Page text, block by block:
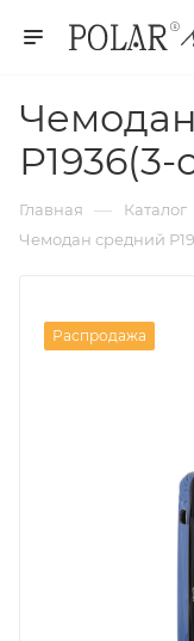
Р1936(3-
Главная — Каталог
Чемодан средний
Распродажа